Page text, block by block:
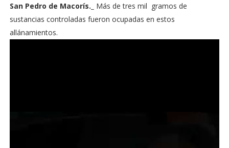
San Pedro de Macorís._ Más de tres mil gramos de
sustancias controladas fueron ocupadas en estos
allánamientos.